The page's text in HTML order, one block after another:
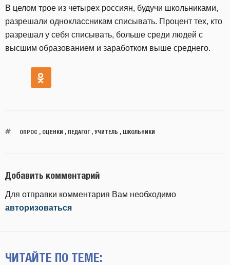
В целом трое из четырех россиян, будучи школьниками,
разрешали одноклассникам списывать. Процент тех, кто
разрешал у себя списывать, больше среди людей с
высшим образованием и заработком выше среднего.
ОПРОС , ОЦЕНКИ , ПЕДАГОГ, УЧИТЕЛЬ , ШКОЛЬНИКИ
Добавить комментарий
Для отправки комментария Вам необходимо
авторизоваться
ЧИТАЙТЕ ПО ТЕМЕ: